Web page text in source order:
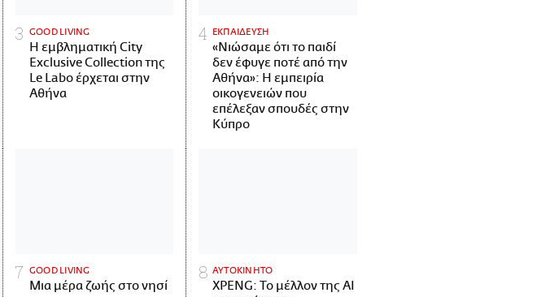
GOOD LIVING
Η εμβληματική City
Exclusive Collection της
Le Labo έρχεται στην
Αθήνα
ΕΚΠΑΙΔΕΥΣΗ
«Νιώσαμε ότι το παιδί
δεν έφυγε ποτέ από την
Αθήνα»: Η εμπειρία
οικογενειών που
επέλεξαν σπουδές στην
Κύπρο
GOOD LIVING
Μια μέρα ζωής στο νησί
ΑΥΤΟΚΙΝΗΤΟ
XPENG: Το μέλλον της AI